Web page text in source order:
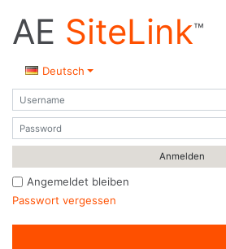
AE SiteLink™
Deutsch
Benutzername
Passwort
Angemeldet bleiben
Passwort vergessen